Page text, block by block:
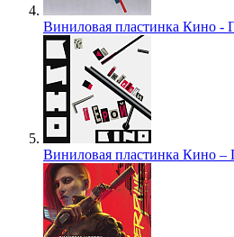
Виниловая пластинка Кино -
Виниловая пластинка Кино –